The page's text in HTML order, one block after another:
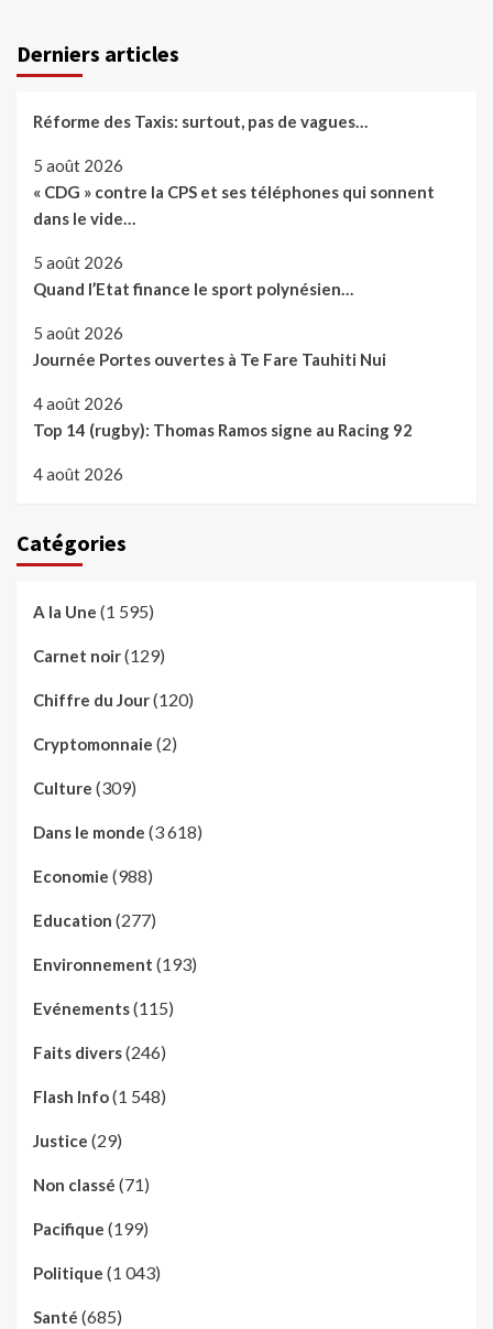
Derniers articles
Réforme des Taxis: surtout, pas de vagues…
5 août 2026
« CDG » contre la CPS et ses téléphones qui sonnent
dans le vide…
5 août 2026
Quand l’Etat finance le sport polynésien…
5 août 2026
Journée Portes ouvertes à Te Fare Tauhiti Nui
4 août 2026
Top 14 (rugby): Thomas Ramos signe au Racing 92
4 août 2026
Catégories
A la Une (1 595)
Carnet noir(129)
Chiffre du Jour(120)
Cryptomonnaie (2)
Culture (309)
Dans le monde (3 618)
Economie (988)
Education (277)
Environnement (193)
Evénements(115)
Faits divers(246)
Flash Info(1 548)
Justice (29)
Non classé (71)
Pacifique (199)
Politique (1 043)
Santé (685)